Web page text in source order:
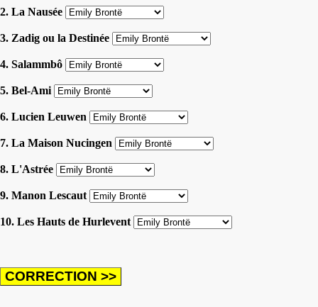
2. La Nausée
3. Zadig ou la Destinée
4. Salammbô
5. Bel-Ami
6. Lucien Leuwen
7. La Maison Nucingen
8. L'Astrée
9. Manon Lescaut
10. Les Hauts de Hurlevent